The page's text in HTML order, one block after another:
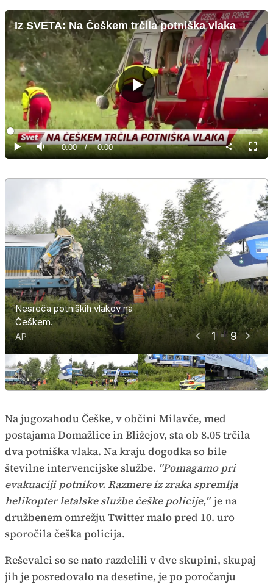
Iz SVETA: Na Češkem trčila potniška vlaka
Predvajaj
Predvajaj
Tiho Current
0:00 / Duration
0:00
Loaded:
0%
način
1 9
Nesreča potniških vlakov na
Češkem.
AP
Nesreča potniških vlakov na
Češkem-2
AP
Nesreča potniških vlakov na
Češkem-3
AP
Nesreča potniških vlakov na
Češkem-4
AP
Nesreča potniških vlakov na
Češkem-5
AP
Nesreča potniških vlakov na
Češkem-6
AP
Nesreča potniških vlakov na
Češkem-7
AP
Nesreča potniških vlakov na
Češkem-8
AP
Nesreča potniških vlakov na
Češkem-9
AP
Na jugozahodu Češke, v občini Milavče, med
postajama Domažlice in Bližejov, sta ob 8.05 trčila
dva potniška vlaka. Na kraju dogodka so bile
številne intervencijske službe. "Pomagamo pri
evakuaciji potnikov. Razmere iz zraka spremlja
helikopter letalske službe češke policije," je na
družbenem omrežju Twitter malo pred 10. uro
sporočila češka policija.
Reševalci so se nato razdelili v dve skupini, skupaj
jih je posredovalo na desetine, je po poročanju